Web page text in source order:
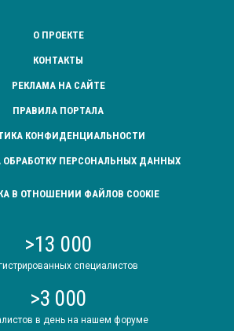
О ПРОЕКТЕ
КОНТАКТЫ
РЕКЛАМА НА САЙТЕ
ПРАВИЛА ПОРТАЛА
КОНФИДЕНЦИАЛЬНОСТИ
ОБРАБОТКУ ПЕРСОНАЛЬНЫХ ДАННЫХ
В ОТНОШЕНИИ ФАЙЛОВ COOKIE
>13 000
специалистов
>3 000
в день на нашем форуме